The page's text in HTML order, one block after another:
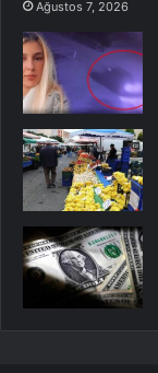
Ağustos 7, 2026